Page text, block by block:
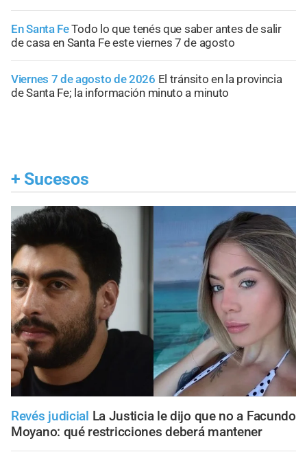
En Santa FeTodo lo que tenés que saber antes de salir
de casa en Santa Fe este viernes 7 de agosto
Viernes 7 de agosto de 2026 El tránsito en la provincia
de Santa Fe; la información minuto a minuto
+ Sucesos
Revés judicial La Justicia le dijo que no a Facundo
Moyano: qué restricciones deberá mantener